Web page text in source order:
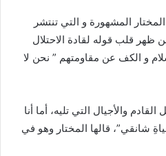
المشهورة و التي تنتشر
ظهر قلب قوله لقادة الاحتلال
و الكف عن مقاومتهم ” نحن لا
والأجيال التي تليه، أما أنا
شانقي”، قالها المختار وهو في